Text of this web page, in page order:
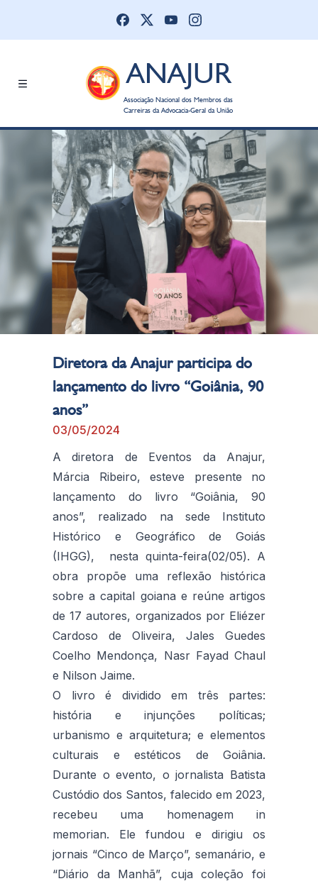
ANAJUR
Associação Nacional dos Membros das
Carreiras da Advocacia-Geral da União
Diretora da Anajur participa do
lançamento do livro “Goiânia, 90
anos”
03/05/2024
A diretora de Eventos da Anajur,
Márcia Ribeiro, esteve presente no
lançamento do livro “Goiânia, 90
anos”, realizado na sede Instituto
Histórico e Geográfico de Goiás
(IHGG), nesta quinta-feira(02/05). A
obra propõe uma reflexão histórica
sobre a capital goiana e reúne artigos
de 17 autores, organizados por Eliézer
Cardoso de Oliveira, Jales Guedes
Coelho Mendonça, Nasr Fayad Chaul
e Nilson Jaime.
O livro é dividido em três partes:
história e injunções políticas;
urbanismo e arquitetura; e elementos
culturais e estéticos de Goiânia.
Durante o evento, o jornalista Batista
Custódio dos Santos, falecido em 2023,
recebeu uma homenagem in
memorian. Ele fundou e dirigiu os
jornais “Cinco de Março”, semanário, e
“Diário da Manhã”, cuja coleção foi